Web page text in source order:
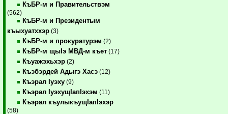
КъБР-м и Правительствэм
(562)
КъБР-м и Президентым
къыхуатххэр (3)
КъБР-м и прокуратурэм (2)
КъБР-м щыIэ МВД-м къет (17)
Къуажэхьхэр (2)
Къэбэрдей Адыгэ Хасэ (12)
Къэрал Iуэху (9)
Къэрал IуэхущIапIэхэм (11)
Къэрал къулыкъущIапIэхэр
(58)